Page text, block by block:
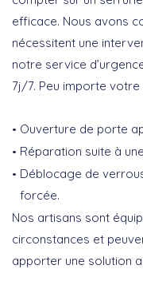
efficace. Nous avons
nécessitent une
notre service
7j/7. Peu importe votre
Ouverture de porte
Réparation suite à
Déblocage de
forcée.
Nos artisans sont
circonstances et
apporter une solution